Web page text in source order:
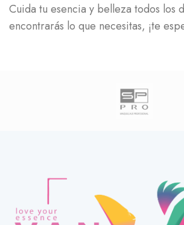
Cuida tu esencia y belleza todos los
encontrarás lo que necesitas, ¡te